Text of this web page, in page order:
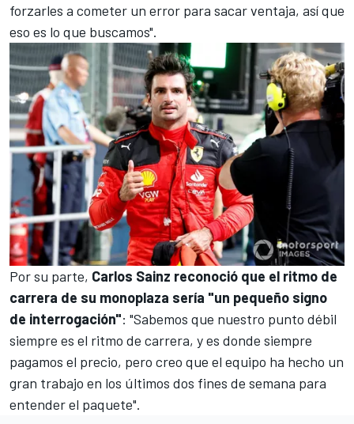
forzarles a cometer un error para sacar ventaja, así que
eso es lo que buscamos".
Por su parte, Carlos Sainz reconoció que el ritmo de
carrera de su monoplaza sería "un pequeño signo
de interrogación": "Sabemos que nuestro punto débil
siempre es el ritmo de carrera, y es donde siempre
pagamos el precio, pero creo que el equipo ha hecho un
gran trabajo en los últimos dos fines de semana para
entender el paquete".